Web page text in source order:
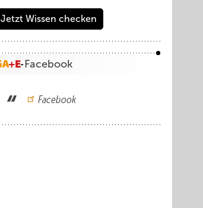
Jetzt Wissen checken
Facebook
Facebook